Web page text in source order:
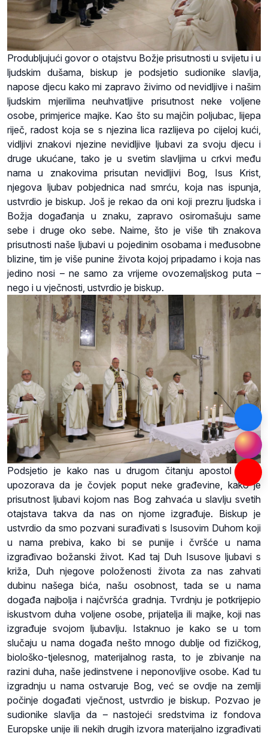
Produbljujući govor o otajstvu Božje prisutnosti u svijetu i u
ljudskim dušama, biskup je podsjetio sudionike slavlja,
napose djecu kako mi zapravo živimo od nevidljive i našim
ljudskim mjerilima neuhvatljive prisutnost neke voljene
osobe, primjerice majke. Kao što su majčin poljubac, lijepa
riječ, radost koja se s njezina lica razlijeva po cijeloj kući,
vidljivi znakovi njezine nevidljive ljubavi za svoju djecu i
druge ukućane, tako je u svetim slavljima u crkvi među
nama u znakovima prisutan nevidljivi Bog, Isus Krist,
njegova ljubav pobjednica nad smrću, koja nas ispunja,
ustvrdio je biskup. Još je rekao da oni koji prezru ljudska i
Božja događanja u znaku, zapravo osiromašuju same
sebe i druge oko sebe. Naime, što je više tih znakova
prisutnosti naše ljubavi u pojedinim osobama i međusobne
blizine, tim je više punine života kojoj pripadamo i koja nas
jedino nosi – ne samo za vrijeme ovozemaljskog puta –
nego i u vječnosti, ustvrdio je biskup.
Podsjetio je kako nas u drugom čitanju apostol Petar
upozorava da je čovjek poput neke građevine, kako je
prisutnost ljubavi kojom nas Bog zahvaća u slavlju svetih
otajstava takva da nas on njome izgrađuje. Biskup je
ustvrdio da smo pozvani surađivati s Isusovim Duhom koji
u nama prebiva, kako bi se punije i čvršće u nama
izgrađivao božanski život. Kad taj Duh Isusove ljubavi s
križa, Duh njegove položenosti života za nas zahvati
dubinu našega bića, našu osobnost, tada se u nama
događa najbolja i najčvršća gradnja. Tvrdnju je potkrijepio
iskustvom duha voljene osobe, prijatelja ili majke, koji nas
izgrađuje svojom ljubavlju. Istaknuo je kako se u tom
slučaju u nama događa nešto mnogo dublje od fizičkog,
biološko-tjelesnog, materijalnog rasta, to je zbivanje na
razini duha, naše jedinstvene i neponovljive osobe. Kad tu
izgradnju u nama ostvaruje Bog, već se ovdje na zemlji
počinje događati vječnost, ustvrdio je biskup. Pozvao je
sudionike slavlja da – nastojeći sredstvima iz fondova
Europske unije ili nekih drugih izvora materijalno izgrađivati